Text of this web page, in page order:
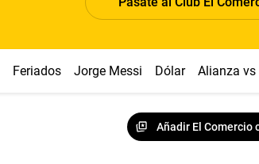
Feriados Jorge Messi Dólar Alianza vs
Añadir El Comercio